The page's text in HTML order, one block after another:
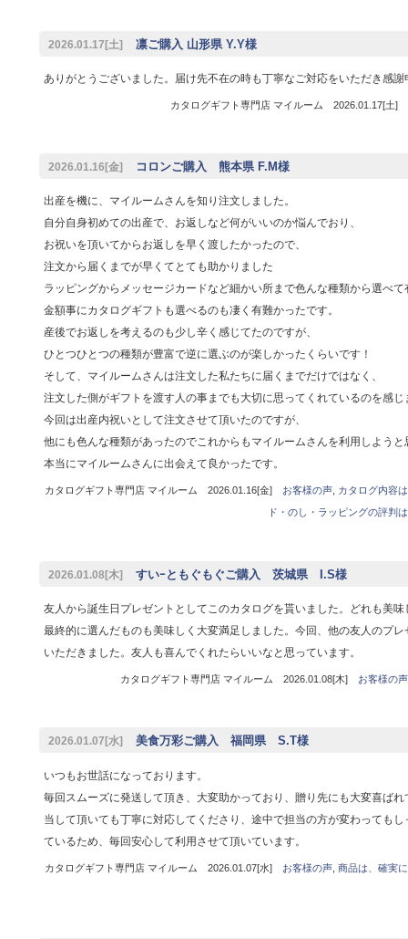
2026.01.17[土] 凛ご購入 山形県 Y.Y様
ありがとうございました。届け先不在の時も丁寧なご対応をいただき感謝
カタログギフト専門店 マイルーム 2026.01.17[土]
2026.01.16[金] コロンご購入 熊本県 F.M様
出産を機に、マイルームさんを知り注文しました。
自分自身初めての出産で、お返しなど何がいいのか悩んでおり、
お祝いを頂いてからお返しを早く渡したかったので、
注文から届くまでが早くてとても助かりました
ラッピングからメッセージカードなど細かい所まで色んな種類から選べて
金額事にカタログギフトも選べるのも凄く有難かったです。
産後でお返しを考えるのも少し辛く感じてたのですが、
ひとつひとつの種類が豊富で逆に選ぶのが楽しかったくらいです！
そして、マイルームさんは注文した私たちに届くまでだけではなく、
注文した側がギフトを渡す人の事までも大切に思ってくれているのを感じ
今回は出産内祝いとして注文させて頂いたのですが、
他にも色んな種類があったのでこれからもマイルームさんを利用しようと
本当にマイルームさんに出会えて良かったです。
カタログギフト専門店 マイルーム 2026.01.16[金] お客様の声, カタログ内容
ド・のし・ラッピングの評判
2026.01.08[木] すいｰともぐもぐご購入 茨城県 I.S様
友人から誕生日プレゼントとしてこのカタログを貰いました。どれも美
最終的に選んだものも美味しく大変満足しました。今回、他の友人のプ
いただきました。友人も喜んでくれたらいいなと思っています。
カタログギフト専門店 マイルーム 2026.01.08[木] お客様の声
2026.01.07[水] 美食万彩ご購入 福岡県 S.T様
いつもお世話になっております。
毎回スムーズに発送して頂き、大変助かっており、贈り先にも大変喜ば
当して頂いても丁寧に対応してくださり、途中で担当の方が変わっても
ているため、毎回安心して利用させて頂いています。
カタログギフト専門店 マイルーム 2026.01.07[水] お客様の声, 商品は、確実